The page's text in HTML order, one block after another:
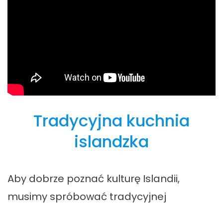
Tradycyjna kuchnia
islandzka
Aby dobrze poznać kulturę Islandii,
musimy spróbować tradycyjnej